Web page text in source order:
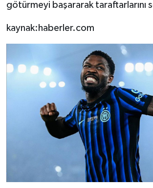
götürmeyi başararak taraftarlarını
kaynak:haberler.com